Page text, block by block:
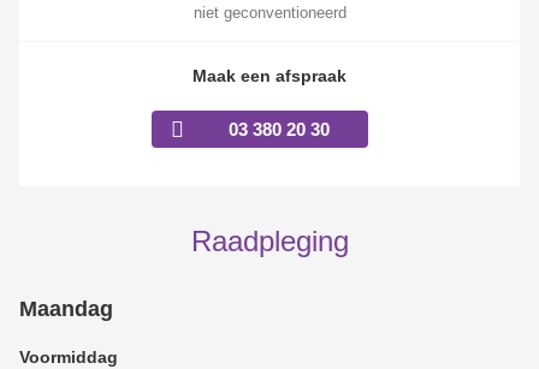
niet geconventioneerd
Maak een afspraak
03 380 20 30
Raadpleging
Maandag
Voormiddag